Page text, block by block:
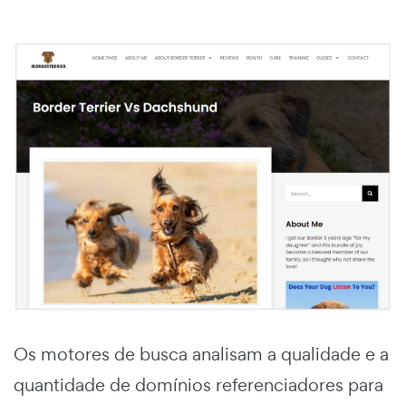
Os motores de busca analisam a qualidade e a
quantidade de domínios referenciadores para